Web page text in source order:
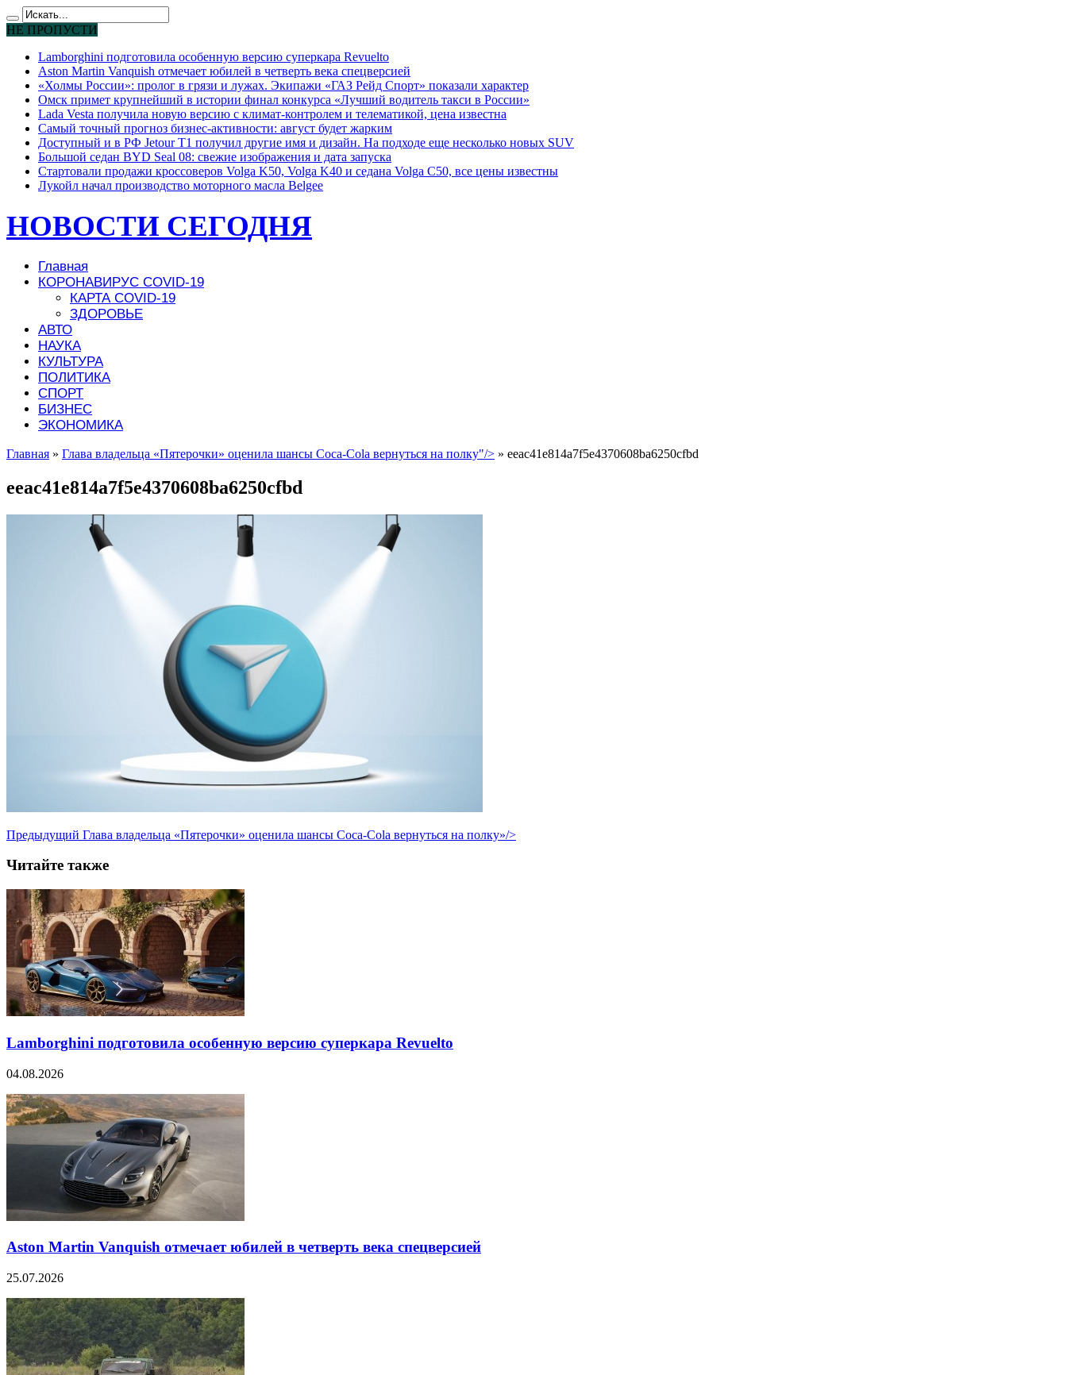
НЕ ПРОПУСТИ
Lamborghini подготовила особенную версию суперкара Revuelto
Aston Martin Vanquish отмечает юбилей в четверть века спецверсией
«Холмы России»: пролог в грязи и лужах. Экипажи «ГАЗ Рейд Спорт» показали характер
Омск примет крупнейший в истории финал конкурса «Лучший водитель такси в России»
Lada Vesta получила новую версию с климат-контролем и телематикой, цена известна
Самый точный прогноз бизнес-активности: август будет жарким
Доступный и в РФ Jetour T1 получил другие имя и дизайн. На подходе еще несколько новых SUV
Большой седан BYD Seal 08: свежие изображения и дата запуска
Стартовали продажи кроссоверов Volga K50, Volga K40 и седана Volga C50, все цены известны
Лукойл начал производство моторного масла Belgee
НОВОСТИ СЕГОДНЯ
Главная
КОРОНАВИРУС COVID-19
КАРТА COVID-19
ЗДОРОВЬЕ
АВТО
НАУКА
КУЛЬТУРА
ПОЛИТИКА
СПОРТ
БИЗНЕС
ЭКОНОМИКА
Главная » Глава владельца «Пятерочки» оценила шансы Сoca-Cola вернуться на полку"/> » eeac41e814a7f5e4370608ba6250cfbd
eeac41e814a7f5e4370608ba6250cfbd
Предыдущий Глава владельца «Пятерочки» оценила шансы Сoca-Cola вернуться на полку»/>
Читайте также
Lamborghini подготовила особенную версию суперкара Revuelto
04.08.2026
Aston Martin Vanquish отмечает юбилей в четверть века спецверсией
25.07.2026